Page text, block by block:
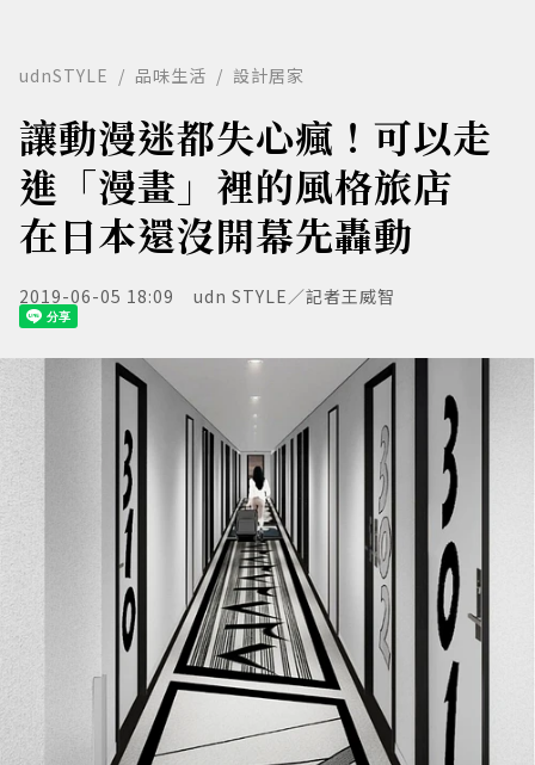
udnSTYLE 品味生活 設計居家
讓動漫迷都失心瘋！可以走
進「漫畫」裡的風格旅店
在日本還沒開幕先轟動
2019-06-05 18:09 udn STYLE／記者王威智